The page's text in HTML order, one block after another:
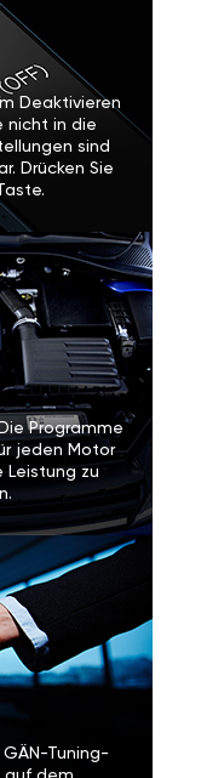
Deaktivieren
nicht in die
sind
Drücken Sie
Programme
jeden Motor
zu
Tuning-